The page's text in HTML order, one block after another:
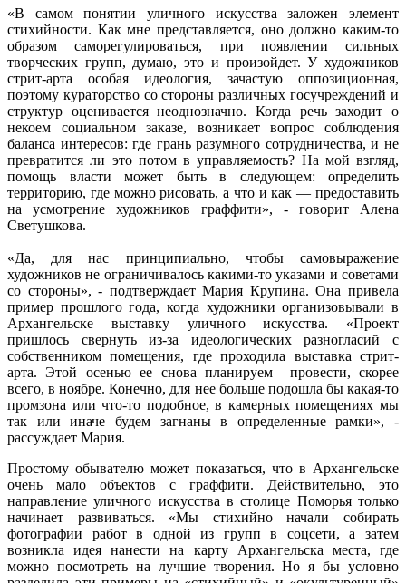
«В самом понятии уличного искусства заложен элемент
стихийности. Как мне представляется, оно должно каким-то
образом саморегулироваться, при появлении сильных
творческих групп, думаю, это и произойдет. У художников
стрит-арта особая идеология, зачастую оппозиционная,
поэтому кураторство со стороны различных госучреждений и
структур оценивается неоднозначно. Когда речь заходит о
некоем социальном заказе, возникает вопрос соблюдения
баланса интересов: где грань разумного сотрудничества, и не
превратится ли это потом в управляемость? На мой взгляд,
помощь власти может быть в следующем: определить
территорию, где можно рисовать, а что и как — предоставить
на усмотрение художников граффити», - говорит Алена
Светушкова.
«Да, для нас принципиально, чтобы самовыражение
художников не ограничивалось какими-то указами и советами
со стороны», - подтверждает Мария Крупина. Она привела
пример прошлого года, когда художники организовывали в
Архангельске выставку уличного искусства. «Проект
пришлось свернуть из-за идеологических разногласий с
собственником помещения, где проходила выставка стрит-
арта. Этой осенью ее снова планируем провести, скорее
всего, в ноябре. Конечно, для нее больше подошла бы какая-то
промзона или что-то подобное, в камерных помещениях мы
так или иначе будем загнаны в определенные рамки», -
рассуждает Мария.
Простому обывателю может показаться, что в Архангельске
очень мало объектов с граффити. Действительно, это
направление уличного искусства в столице Поморья только
начинает развиваться. «Мы стихийно начали собирать
фотографии работ в одной из групп в соцсети, а затем
возникла идея нанести на карту Архангельска места, где
можно посмотреть на лучшие творения. Но я бы условно